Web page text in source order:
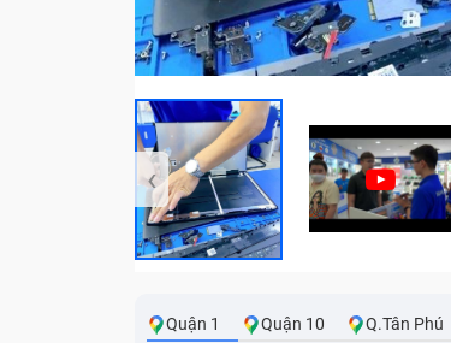
‹
Quận 1 Quận 10 Q.Tân Phú